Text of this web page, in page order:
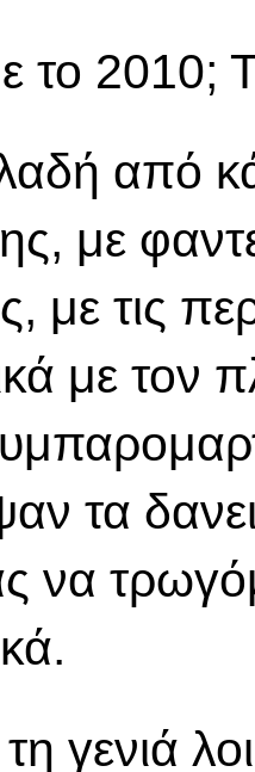
το
από
με
με τις
με τον
τα
να
τη γενιά